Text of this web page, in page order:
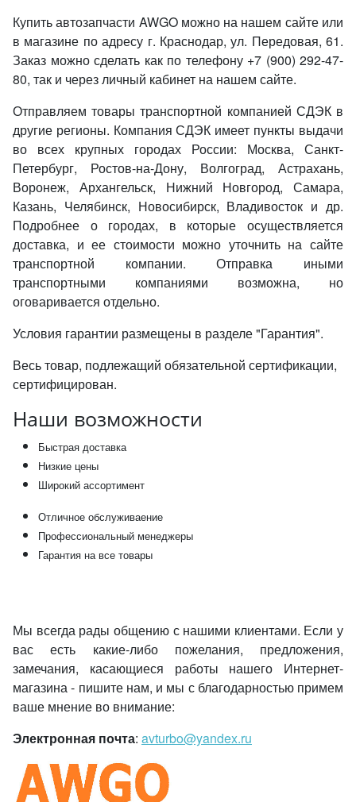
Купить автозапчасти AWGO можно на нашем сайте или
в магазине по адресу г. Краснодар, ул. Передовая, 61.
Заказ можно сделать как по телефону +7 (900) 292-47-
80, так и через личный кабинет на нашем сайте.
Отправляем товары транспортной компанией СДЭК в
другие регионы. Компания СДЭК имеет пункты выдачи
во всех крупных городах России: Москва, Санкт-
Петербург, Ростов-на-Дону, Волгоград, Астрахань,
Воронеж, Архангельск, Нижний Новгород, Самара,
Казань, Челябинск, Новосибирск, Владивосток и др.
Подробнее о городах, в которые осуществляется
доставка, и ее стоимости можно уточнить на сайте
транспортной компании. Отправка иными
транспортными компаниями возможна, но
оговаривается отдельно.
Условия гарантии размещены в разделе "Гарантия".
Весь товар, подлежащий обязательной сертификации,
сертифицирован.
Наши возможности
Быстрая доставка
Низкие цены
Широкий ассортимент
Отличное обслуживаение
Профессиональный менеджеры
Гарантия на все товары
Мы всегда рады общению с нашими клиентами. Если у
вас есть какие-либо пожелания, предложения,
замечания, касающиеся работы нашего Интернет-
магазина - пишите нам, и мы с благодарностью примем
ваше мнение во внимание:
Электронная почта: avturbo@yandex.ru